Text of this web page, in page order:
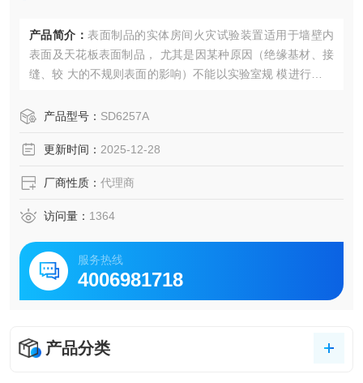
产品简介： 表面制品的实体房间火灾试验装置适用于墙壁内
表面及天花板表面制品， 尤其是因某种原因（绝缘基材、接
缝、较 大的不规则表面的影响）不能以实验室规 模进行试验
产品型号： SD6257A
更新时间： 2025-12-28
厂商性质： 代理商
访问量： 1364
服务热线
4006981718
产品分类